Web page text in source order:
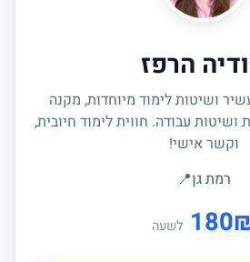
הרפז
ושיטות לימוד מיוחדות, מקנה
עבודה. חווית לימוד חיובית,
וקשר אישי!
רמת גן📍
180 לשעה